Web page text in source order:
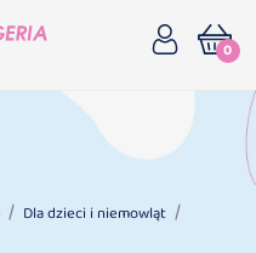
0
Dla dzieci i niemowląt